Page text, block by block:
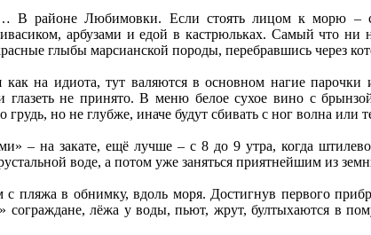
В районе Любимовки. Если стоять лицом к морю –
арбузами и едой в кастрюльках. Самый что
глыбы марсианской породы, перебравшись через
как на идиота, тут валяются в основном нагие
и глазеть не принято. В меню белое сухое вино с
но не глубже, иначе будут сбивать с ног волна или
– на закате, ещё лучше – с 8 до 9 утра, когда
воде, а потом уже заняться приятнейшим из
с пляжа в обнимку, вдоль моря. Достигнув первого
сограждане, лёжа у воды, пьют, жрут, бултыхаются в